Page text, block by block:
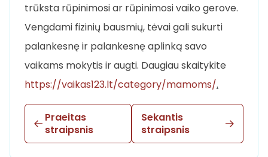
trūksta rūpinimosi ar rūpinimosi vaiko gerove.
Vengdami fizinių bausmių, tėvai gali sukurti
palankesnę ir palankesnę aplinką savo
vaikams mokytis ir augti. Daugiau skaitykite
https://vaikas123.lt/category/mamoms/.
Praeitas
straipsnis
Sekantis
straipsnis